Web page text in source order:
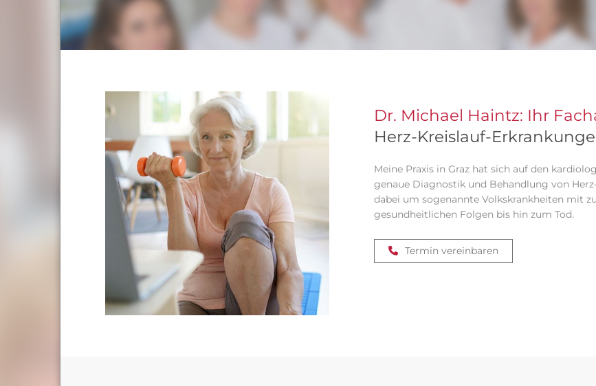
Dr. Michael Haintz: Ihr
Herz-Kreislauf-
Meine Praxis in Graz hat sich auf den
genaue Diagnostik und Behandlung von
dabei um sogenannte Volkskrankheiten mit
gesundheitlichen Folgen bis hin zum Tod.
Termin vereinbaren